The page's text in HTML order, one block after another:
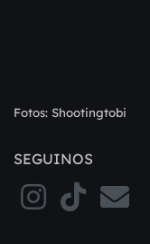
Fotos: Shootingtobi
SEGUINOS